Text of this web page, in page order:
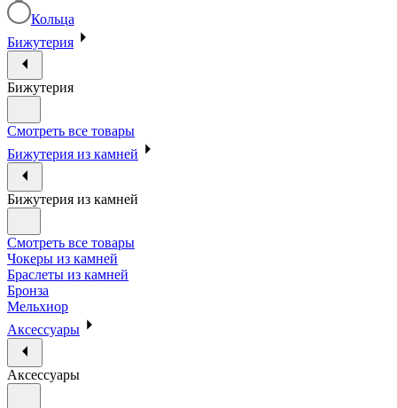
Кольца
Бижутерия
Бижутерия
Смотреть все товары
Бижутерия из камней
Бижутерия из камней
Смотреть все товары
Чокеры из камней
Браслеты из камней
Бронза
Мельхиор
Аксессуары
Аксессуары